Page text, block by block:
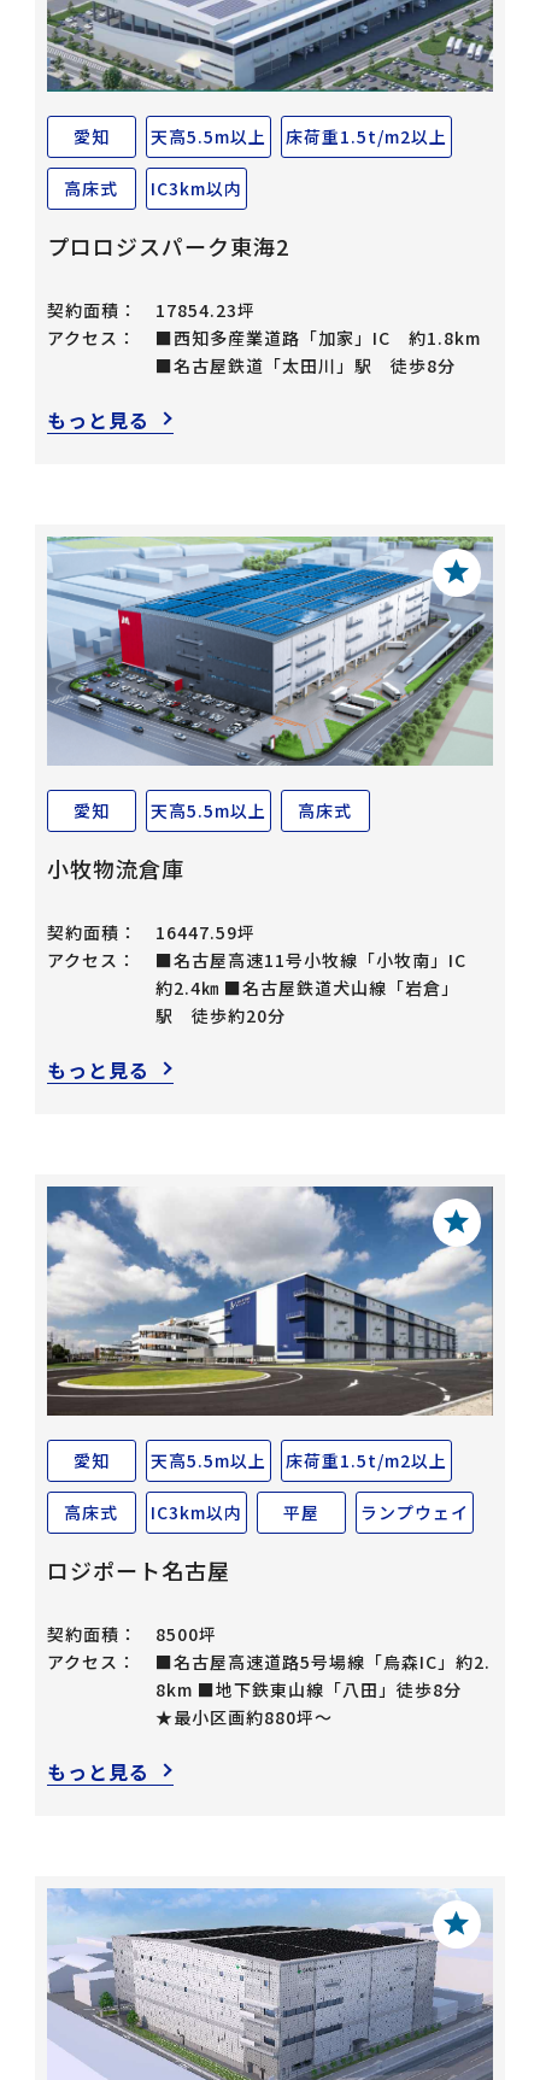
愛知 天高5.5m以上 床荷重1.5t/m2以上
高床式 IC3km以内
プロロジスパーク東海2
契約面積：
17854.23坪
アクセス：
■西知多産業道路「加家」IC 約1.8km
■名古屋鉄道「太田川」駅 徒歩8分
もっと見る
愛知 天高5.5m以上 高床式
小牧物流倉庫
契約面積：
16447.59坪
アクセス：
■名古屋高速11号小牧線「小牧南」IC
約2.4㎞ ■名古屋鉄道犬山線「岩倉」
駅 徒歩約20分
もっと見る
愛知 天高5.5m以上 床荷重1.5t/m2以上
高床式 IC3km以内 平屋 ランプウェイ
ロジポート名古屋
契約面積：
8500坪
アクセス：
■名古屋高速道路5号場線「烏森IC」約2.
8km ■地下鉄東山線「八田」徒歩8分
★最小区画約880坪～
もっと見る